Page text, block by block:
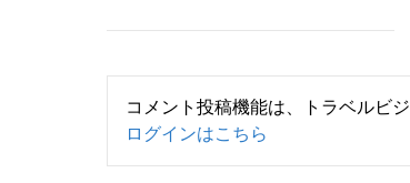
コメント投稿機能は、トラベルビ
ログインはこちら